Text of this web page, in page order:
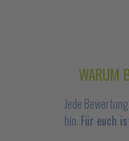
WARUM
Jede
bin. Für euch